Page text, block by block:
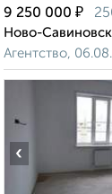
9 250 000 ₽
Ново-
Агентство,
‹